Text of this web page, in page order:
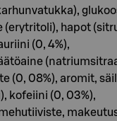
(erytritoli), hapot
(0, 4%),
(0, 08%), aromit,
kofeiini (0, 03%),